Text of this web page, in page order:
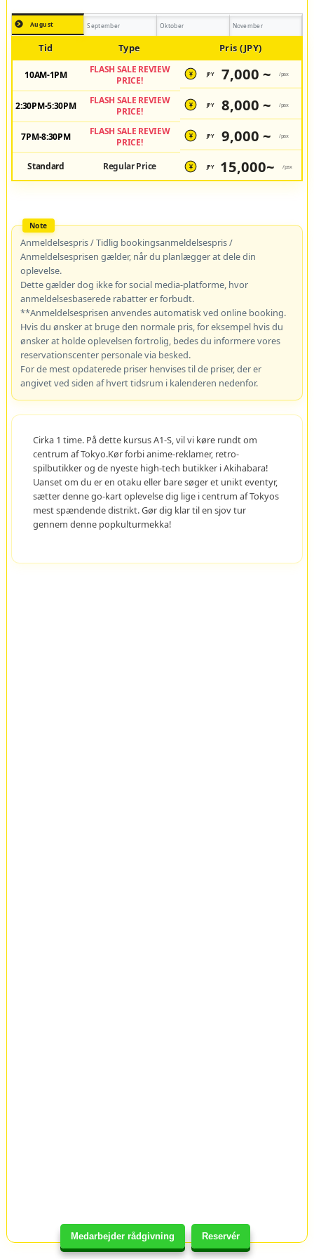
Medarbejder rådgivning Reservér
August September Oktober November
Tid Type Pris (JPY)
10AM-1PM
FLASH SALE REVIEW
PRICE!
¥ JPY 7,000 ~ /pax
2:30PM-5:30PM
FLASH SALE REVIEW
PRICE!
¥ JPY 8,000 ~ /pax
7PM-8:30PM
FLASH SALE REVIEW
PRICE!
¥ JPY 9,000 ~ /pax
Standard Regular Price ¥ JPY 15,000~ /pax
Anmeldelsespris / Tidlig bookingsanmeldelsespris /
Anmeldelsesprisen gælder, når du planlægger at dele din
oplevelse.
Dette gælder dog ikke for social media-platforme, hvor
anmeldelsesbaserede rabatter er forbudt.
**Anmeldelsesprisen anvendes automatisk ved online booking.
Hvis du ønsker at bruge den normale pris, for eksempel hvis du
ønsker at holde oplevelsen fortrolig, bedes du informere vores
reservationscenter personale via besked.
For de mest opdaterede priser henvises til de priser, der er
angivet ved siden af hvert tidsrum i kalenderen nedenfor.
Cirka 1 time. På dette kursus A1-S, vil vi køre rundt om
centrum af Tokyo.Kør forbi anime-reklamer, retro-
spilbutikker og de nyeste high-tech butikker i Akihabara!
Uanset om du er en otaku eller bare søger et unikt eventyr,
sætter denne go-kart oplevelse dig lige i centrum af Tokyos
mest spændende distrikt. Gør dig klar til en sjov tur
gennem denne popkulturmekka!